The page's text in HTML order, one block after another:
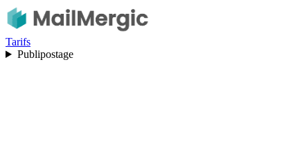
Tarifs
Publipostage